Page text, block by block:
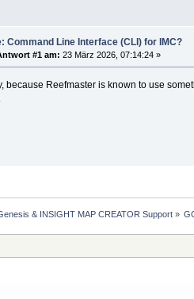
Command Line Interface (CLI) for IMC?
#1 am: 23 März 2026, 07:14:24 »
because Reefmaster is known to use
& INSIGHT MAP CREATOR Support »